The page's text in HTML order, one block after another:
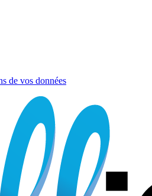
de vos données